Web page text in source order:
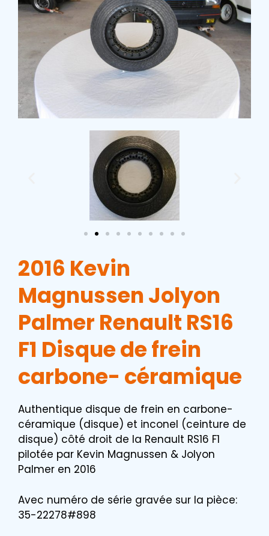
2016 Kevin
Magnussen Jolyon
Palmer Renault RS16
F1 Disque de frein
carbone- céramique
Authentique disque de frein en carbone-
céramique (disque) et inconel (ceinture de
disque) côté droit de la Renault RS16 F1
pilotée par Kevin Magnussen & Jolyon
Palmer en 2016
Avec numéro de série gravée sur la pièce:
35-22278#898